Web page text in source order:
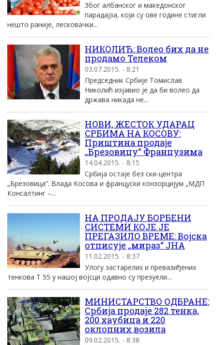
Због албанског и македонског
парадајза, који су ове године стигли
нешто раније, лесковачки...
НИКОЛИЋ: Волео бих да не
продамо Телеком
03.07.2015. - 8:21
Председник Србије Томислав
Николић изјавио је да би волео да
држава никада не...
НОВИ, ЖЕСТОК УДАРАЦ
СРБИМА НА КОСОВУ:
Приштина продаје
„Брезовицу“ Французима
14.04.2015. - 8:15
Србија остаје без ски-центра
„Брезовица“. Влада Косова и француски конзорцијум „МДП
Консалтинг –...
НА ПРОДАЈУ БОРБЕНИ
СИСТЕМИ КОЈЕ ЈЕ
ПРЕГАЗИЛО ВРЕМЕ: Војска
отписује „мираз“ ЈНА
11.02.2015. - 8:37
Улогу застарелих и превазиђених
тенкова Т 55 у нашој војсци одавно су презуели...
МИНИСТАРСТВО ОДБРАНЕ:
Србија продаје 282 тенка,
200 хаубица и 220
оклопних возила
09.02.2015. - 8:38